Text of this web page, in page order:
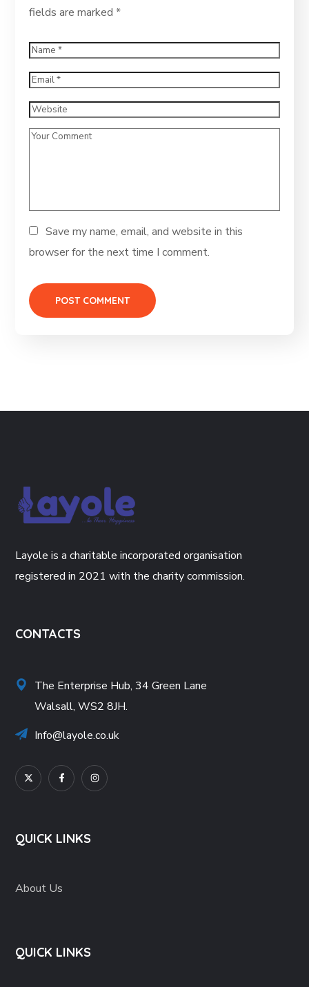
fields are marked*
Save my name, email, and website in this
browser for the next time I comment.
Layole is a charitable incorporated organisation
registered in 2021 with the charity commission.
CONTACTS
The Enterprise Hub, 34 Green Lane
Walsall, WS2 8JH.
Info@layole.co.uk
QUICK LINKS
About Us
QUICK LINKS